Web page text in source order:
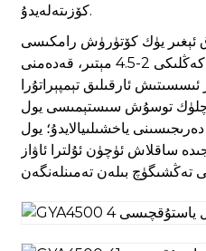
كۆزىتەلەيدۇ.
ئېغىر يۈك كۆتۈرۈش رامكىسى
بىلەن تەمىنلەنگەن، يول كەڭلىكى 2-4.5 مېتىر، قەدەمنى
ئارقىلىق تېمپېراتۇرا
توسۇش سىستېمىسى يول
ياخشىلىيالايدۇ؛ يول
ساقلاش ئۈچۈن ئۇلترا ئاۋاز